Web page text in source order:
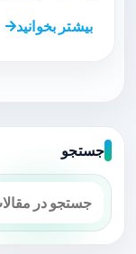
بیشتر بخوانید
جستجو